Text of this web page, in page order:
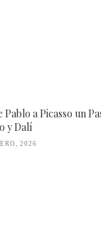
Pablo a Picasso un
y Dalí
2026